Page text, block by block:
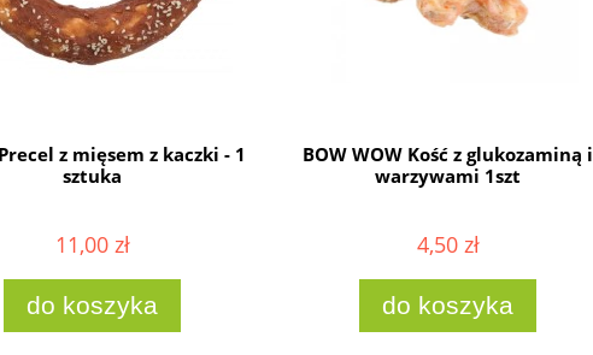
z mięsem z kaczki - 1
sztuka
11,00 zł
do koszyka
BOW WOW Kość z glukozaminą i
warzywami 1szt
4,50 zł
do koszyka